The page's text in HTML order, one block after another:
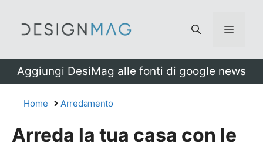
Menu
Aggiungi DesiMag alle fonti di google news
Home Arredamento
Arreda la tua casa con le